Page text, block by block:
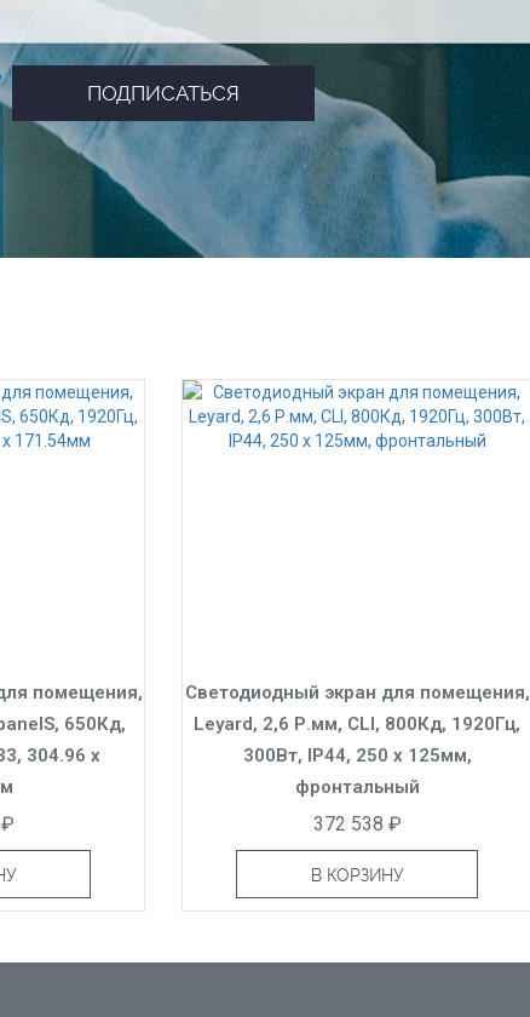
помещения,
650Кд,
304.96 x
Светодиодный экран для помещения,
Leyard, 2,6 Р.мм, CLI, 800Кд, 1920Гц,
300Вт, IP44, 250 x 125мм,
фронтальный
372 538 ₽
В КОРЗИНУ